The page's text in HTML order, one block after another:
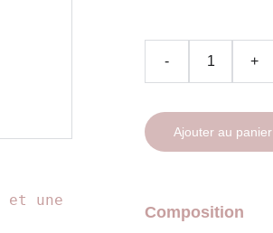
et une
- +
Ajouter au panier
Composition